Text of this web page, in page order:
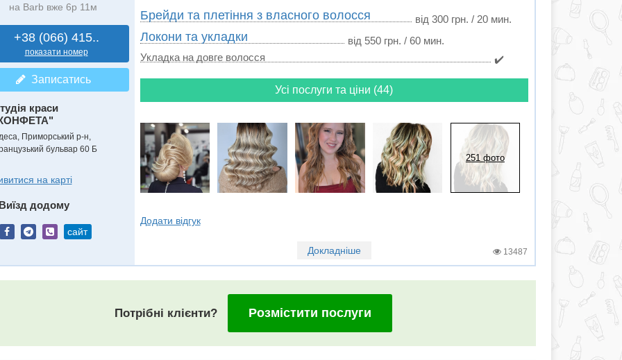
на Barb вже 6р 11м
+38 (066) 415..
показати номер
Записатись
краси
Приморський р-н,
бульвар 60 Б
на карті
додому
сайт
Брейди та плетіння з власного волосся від 300 грн. / 20 мин.
Локони та укладки
від 550 грн. / 60 мин.
Укладка на довге волосся
✔️
Усі послуги та ціни (44)
251 фото
Додати відгук
Докладніше 13487
Потрібні клієнти? Розмістити послуги